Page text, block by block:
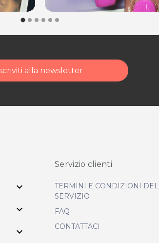
alla newsletter
expand_more
expand_more
expand_more
Servizio clienti
TERMINI E CONDIZIONI DEL
SERVIZIO
FAQ
CONTATTACI